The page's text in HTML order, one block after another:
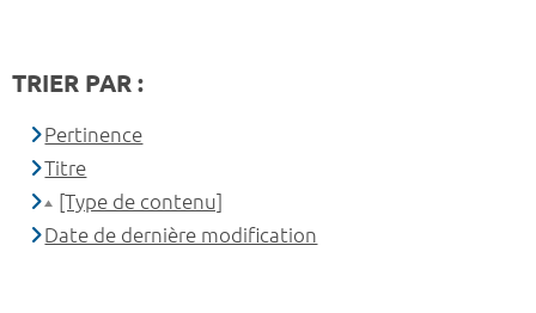
TRIER PAR :
Pertinence
Titre
[Type de contenu]
Date de dernière modification